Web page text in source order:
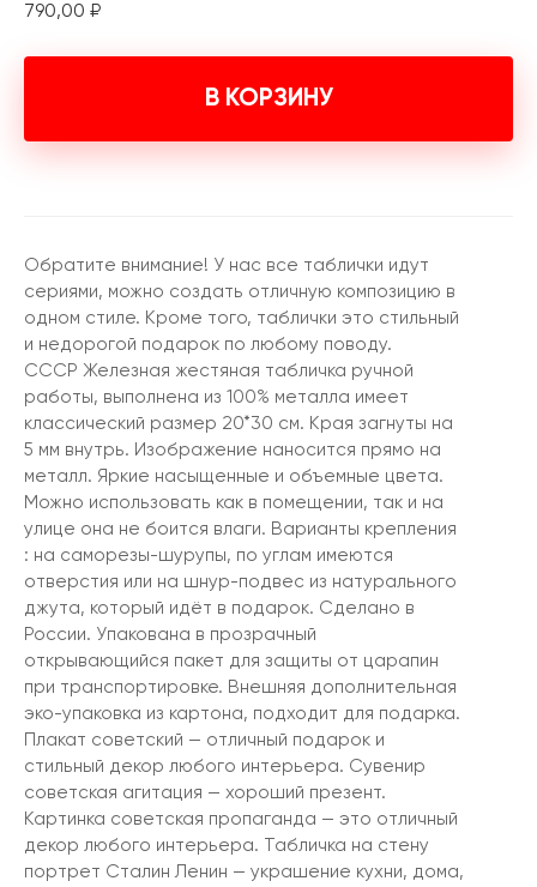
790,00 ₽
В КОРЗИНУ
Обратите внимание! У нас все таблички идут
сериями, можно создать отличную композицию в
одном стиле. Кроме того, таблички это стильный
и недорогой подарок по любому поводу.
СССР Железная жестяная табличка ручной
работы, выполнена из 100% металла имеет
классический размер 20*30 см. Края загнуты на
5 мм внутрь. Изображение наносится прямо на
металл. Яркие насыщенные и объемные цвета.
Можно использовать как в помещении, так и на
улице она не боится влаги. Варианты крепления
: на саморезы-шурупы, по углам имеются
отверстия или на шнур-подвес из натурального
джута, который идёт в подарок. Сделано в
России. Упакована в прозрачный
открывающийся пакет для защиты от царапин
при транспортировке. Внешняя дополнительная
эко-упаковка из картона, подходит для подарка.
Плакат советский — отличный подарок и
стильный декор любого интерьера. Сувенир
советская агитация — хороший презент.
Картинка советская пропаганда — это отличный
декор любого интерьера. Табличка на стену
портрет Сталин Ленин — украшение кухни, дома,